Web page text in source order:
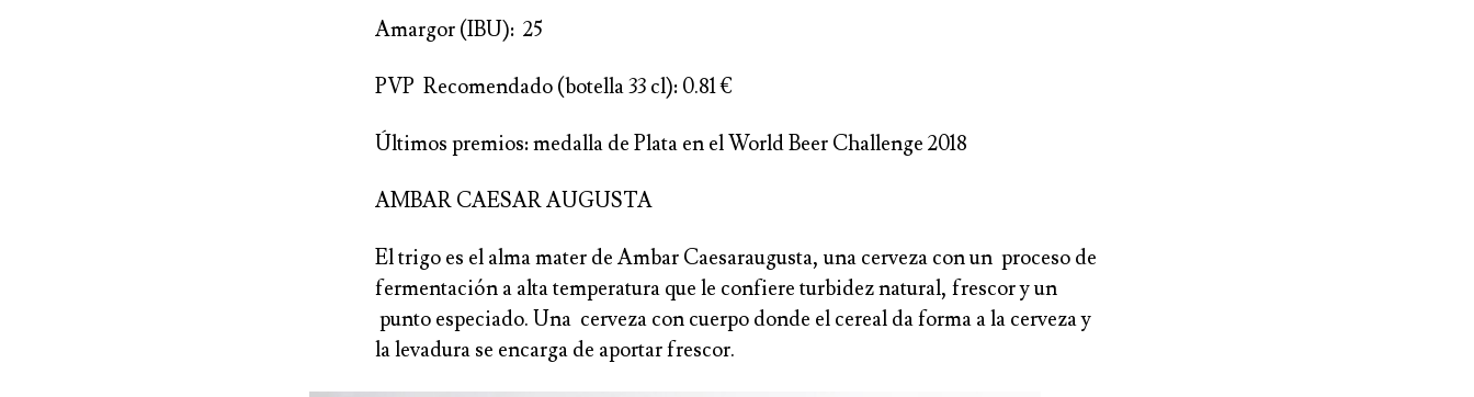
Amargor (IBU): 25
PVP Recomendado (botella 33 cl): 0.81 €
Últimos premios: medalla de Plata en el World Beer Challenge 2018
AMBAR CAESAR AUGUSTA
El trigo es el alma mater de Ambar Caesaraugusta, una cerveza con un proceso de
fermentación a alta temperatura que le confiere turbidez natural, frescor y un
punto especiado. Una cerveza con cuerpo donde el cereal da forma a la cerveza y
la levadura se encarga de aportar frescor.